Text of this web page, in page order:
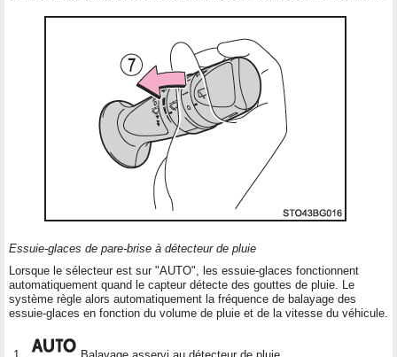
Essuie-glaces de pare-brise à détecteur de pluie
Lorsque le sélecteur est sur "AUTO", les essuie-glaces fonctionnent
automatiquement quand le capteur détecte des gouttes de pluie. Le
système règle alors automatiquement la fréquence de balayage des
essuie-glaces en fonction du volume de pluie et de la vitesse du véhicule.